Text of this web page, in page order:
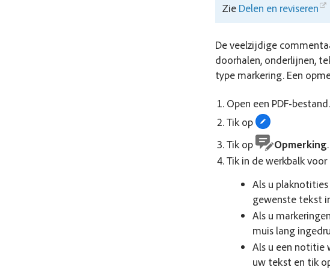
Zie Delen en reviseren
De veelzijdige
doorhalen, onderlijnen,
type markering. Een
Open een PDF-bestand.
Tik op
Tik op
Opmerking.
Tik in de werkbalk
Als u
gewenste tekst
Als u
muis lang
Als u een notitie
uw tekst en tik